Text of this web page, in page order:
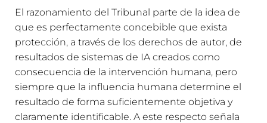
El razonamiento del Tribunal parte de la idea de
que es perfectamente concebible que exista
protección, a través de los derechos de autor, de
resultados de sistemas de IA creados como
consecuencia de la intervención humana, pero
siempre que la influencia humana determine el
resultado de forma suficientemente objetiva y
claramente identificable. A este respecto señala